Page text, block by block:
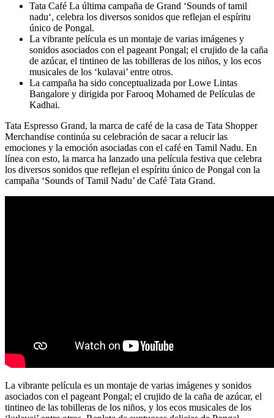
Tata Café La última campaña de Grand ‘Sounds oftamil
nadu‘, celebra los diversos sonidos que reflejan el espíritu
único de Pongal.
La vibrante película es un montaje de varias imágenes y
sonidos asociados con el pageant Pongal; el crujido de la caña
de azúcar, el tintineo de las tobilleras de los niños, y los ecos
musicales de los ‘kulavai’ entre otros.
La campaña ha sido conceptualizada porLowe Lintas
Bangalore y dirigida porFarooq Mohamed de Películas de
Kadhai.
Tata Espresso Grand, la marca de café de la casa de Tata Shopper
Merchandise continúa su celebración de sacar a relucir las
emociones y la emoción asociadas con el café en Tamil Nadu. En
línea con esto, la marca ha lanzado una película festiva que celebra
los diversos sonidos que reflejan el espíritu único de Pongal con la
campaña ‘Sounds of Tamil Nadu’ de Café Tata Grand.
La vibrante película es un montaje de varias imágenes y sonidos
asociados con el pageant Pongal; el crujido de la caña de azúcar, el
tintineo de las tobilleras de los niños, y los ecos musicales de los